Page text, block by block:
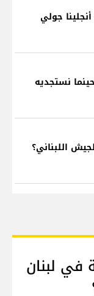
جولي
نستجديه
اللبناني؟
في لبنان